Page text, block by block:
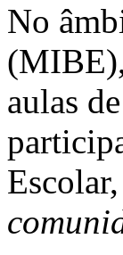
No
aulas